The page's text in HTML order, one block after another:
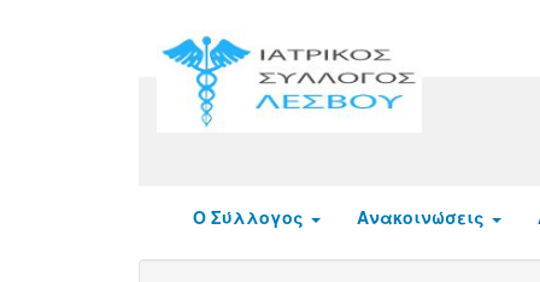
Ο Σύλλογος Ανακοινώσεις